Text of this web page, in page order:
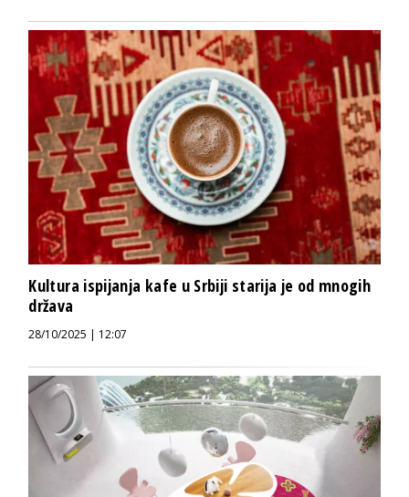
Kultura ispijanja kafe u Srbiji starija je od mnogih
država
28/10/2025 | 12:07